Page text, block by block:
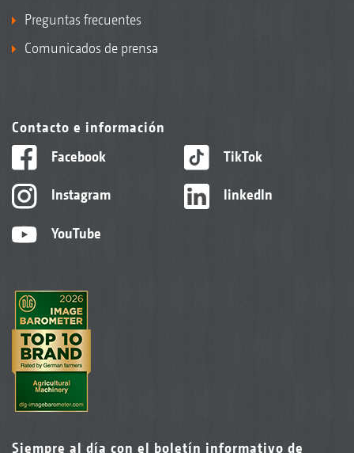
Preguntas frecuentes
Comunicados de prensa
Contacto e información
Facebook
Instagram
YouTube
TikTok
linkedIn
Siempre al día con el boletín informativo de